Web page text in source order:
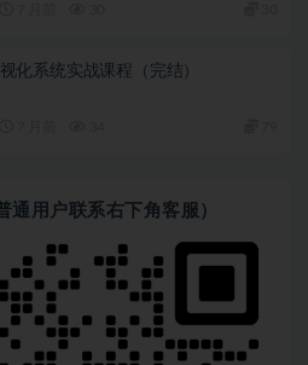
化系统实战课程（完结）
通用户联系右下角客服）